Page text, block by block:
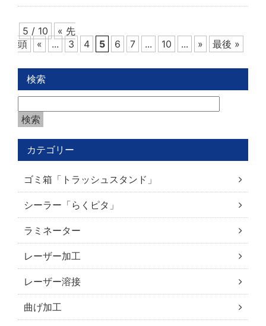
5 / 10
« 先
頭
« ... 3 4 5 6 7 ... 10 ... » 最後 »
検索
カテゴリー
ゴミ箱「トラッシュスタンド」
シーラー「らくピタ」
ラミネーター
レーザー加工
レーザー溶接
曲げ加工